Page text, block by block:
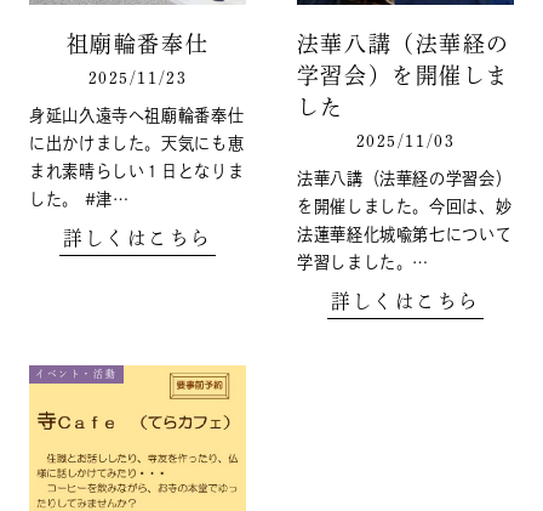
祖廟輪番奉仕
2025/11/23
身延山久遠寺へ祖廟輪番奉仕
に出かけました。天気にも恵
まれ素晴らしい１日となりま
した。 #津…
詳しくはこちら
法華八講（法華経の
学習会）を開催しま
した
2025/11/03
法華八講（法華経の学習会）
を開催しました。今回は、妙
法蓮華経化城喩第七について
学習しました。…
詳しくはこちら
イベント・活動